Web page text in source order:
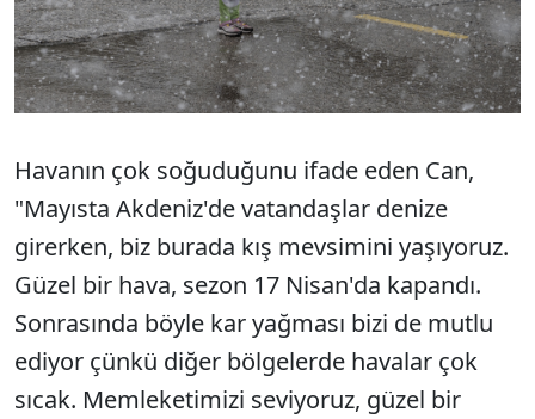
Havanın çok soğuduğunu ifade eden Can,
"Mayısta Akdeniz'de vatandaşlar denize
girerken, biz burada kış mevsimini yaşıyoruz.
Güzel bir hava, sezon 17 Nisan'da kapandı.
Sonrasında böyle kar yağması bizi de mutlu
ediyor çünkü diğer bölgelerde havalar çok
sıcak. Memleketimizi seviyoruz, güzel bir